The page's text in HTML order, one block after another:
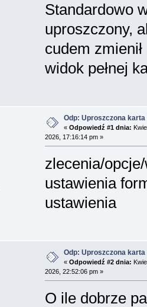
Standardowo
uproszczony,
cudem
widok pełnej
Odp: Uproszczona karta
« Odpowiedź #1 dnia:
2026, 17:16:14 pm »
zlecenia/
ustawienia
ustawienia
Odp: Uproszczona karta
« Odpowiedź #2 dnia:
2026, 22:52:06 pm »
O ile dobrze